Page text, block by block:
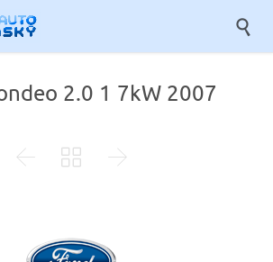

2.0 1 7kW 2007
  